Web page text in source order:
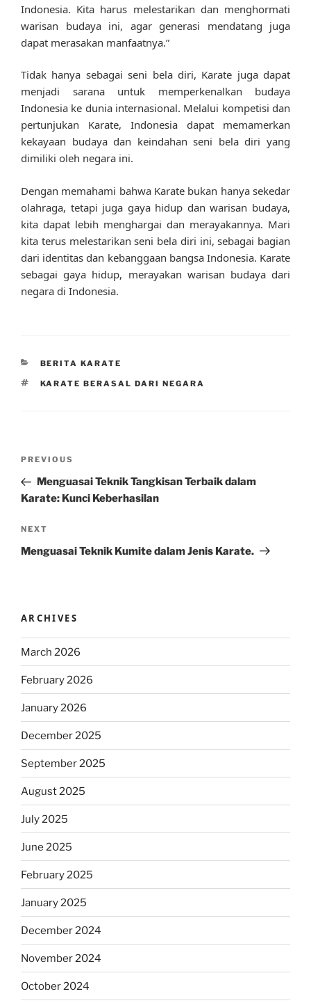
Indonesia. Kita harus melestarikan dan menghormati
warisan budaya ini, agar generasi mendatang juga
dapat merasakan manfaatnya.”
Tidak hanya sebagai seni bela diri, Karate juga dapat
menjadi sarana untuk memperkenalkan budaya
Indonesia ke dunia internasional. Melalui kompetisi dan
pertunjukan Karate, Indonesia dapat memamerkan
kekayaan budaya dan keindahan seni bela diri yang
dimiliki oleh negara ini.
Dengan memahami bahwa Karate bukan hanya sekedar
olahraga, tetapi juga gaya hidup dan warisan budaya,
kita dapat lebih menghargai dan merayakannya. Mari
kita terus melestarikan seni bela diri ini, sebagai bagian
dari identitas dan kebanggaan bangsa Indonesia. Karate
sebagai gaya hidup, merayakan warisan budaya dari
negara di Indonesia.
CATEGORIES
BERITA KARATE
TAGS
KARATE BERASAL DARI NEGARA
Previous
Post
PREVIOUS
Menguasai Teknik Tangkisan Terbaik dalam
Karate: Kunci Keberhasilan
Next
Post
NEXT
Menguasai Teknik Kumite dalam Jenis Karate.
ARCHIVES
March 2026
February 2026
January 2026
December 2025
September 2025
August 2025
July 2025
June 2025
February 2025
January 2025
December 2024
November 2024
October 2024